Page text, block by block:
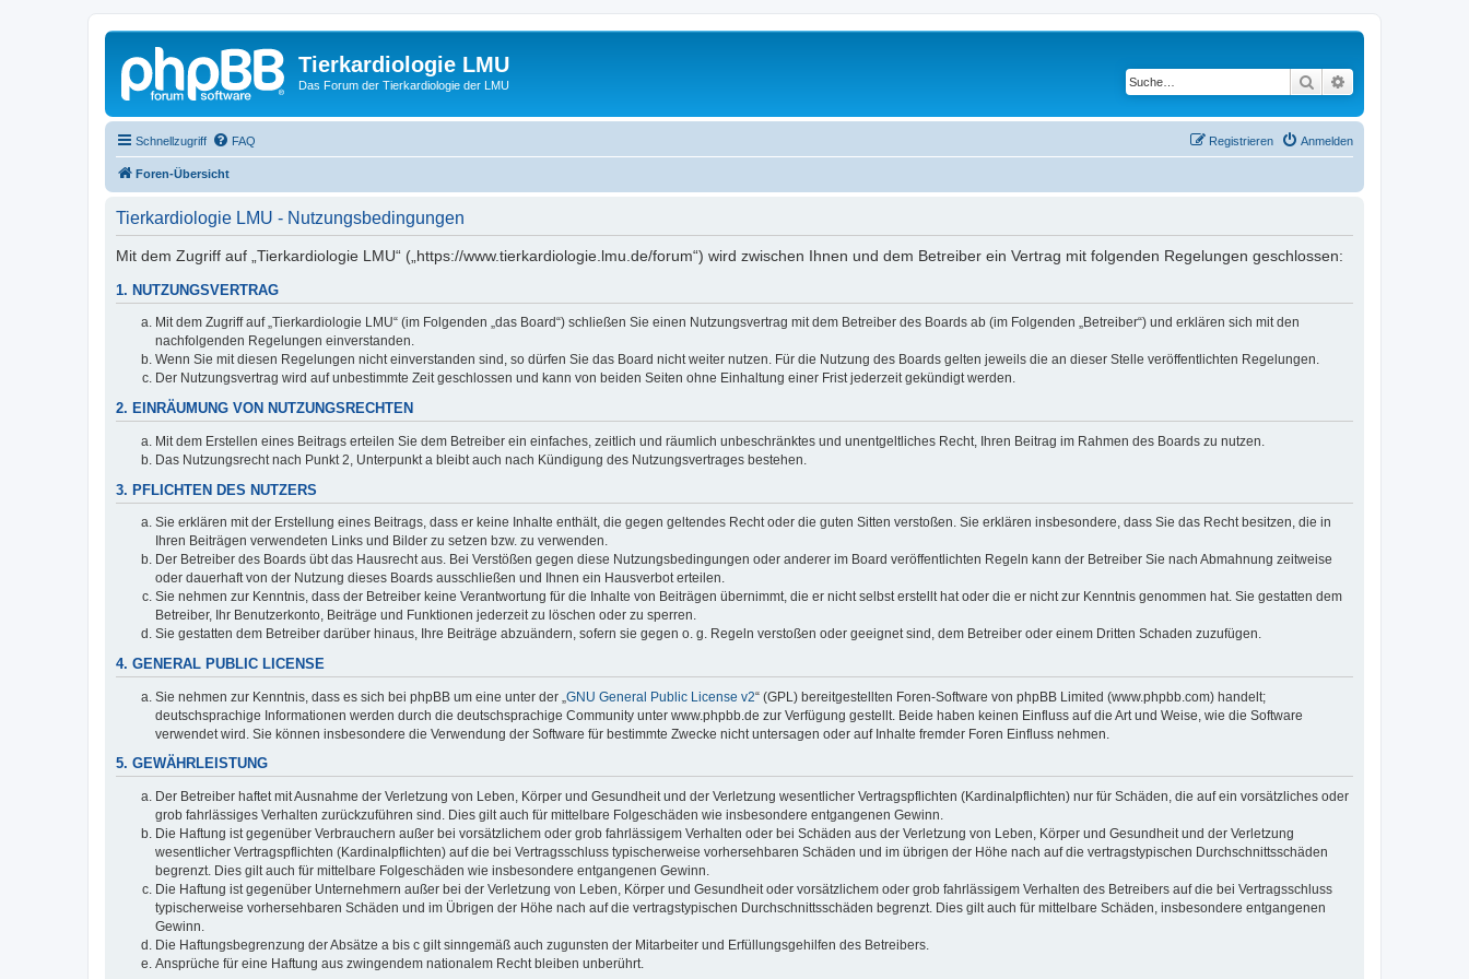
Tierkardiologie LMU
Das Forum der Tierkardiologie der LMU Suche
Schnellzugriff FAQ Anmelden
Registrieren
Foren-Übersicht
Tierkardiologie LMU - Nutzungsbedingungen
Mit dem Zugriff auf „Tierkardiologie LMU“ („https://www.tierkardiologie.lmu.de/forum“) wird zwischen Ihnen und dem Betreiber ein Vertrag mit folgenden Regelungen geschlossen:
1. NUTZUNGSVERTRAG
Mit dem Zugriff auf „Tierkardiologie LMU“ (im Folgenden „das Board“) schließen Sie einen Nutzungsvertrag mit dem Betreiber des Boards ab (im Folgenden „Betreiber“) und erklären sich mit den
nachfolgenden Regelungen einverstanden.
Wenn Sie mit diesen Regelungen nicht einverstanden sind, so dürfen Sie das Board nicht weiter nutzen. Für die Nutzung des Boards gelten jeweils die an dieser Stelle veröffentlichten Regelungen.
Der Nutzungsvertrag wird auf unbestimmte Zeit geschlossen und kann von beiden Seiten ohne Einhaltung einer Frist jederzeit gekündigt werden.
2. EINRÄUMUNG VON NUTZUNGSRECHTEN
Mit dem Erstellen eines Beitrags erteilen Sie dem Betreiber ein einfaches, zeitlich und räumlich unbeschränktes und unentgeltliches Recht, Ihren Beitrag im Rahmen des Boards zu nutzen.
Das Nutzungsrecht nach Punkt 2, Unterpunkt a bleibt auch nach Kündigung des Nutzungsvertrages bestehen.
3. PFLICHTEN DES NUTZERS
Sie erklären mit der Erstellung eines Beitrags, dass er keine Inhalte enthält, die gegen geltendes Recht oder die guten Sitten verstoßen. Sie erklären insbesondere, dass Sie das Recht besitzen, die in
Ihren Beiträgen verwendeten Links und Bilder zu setzen bzw. zu verwenden.
Der Betreiber des Boards übt das Hausrecht aus. Bei Verstößen gegen diese Nutzungsbedingungen oder anderer im Board veröffentlichten Regeln kann der Betreiber Sie nach Abmahnung zeitweise
oder dauerhaft von der Nutzung dieses Boards ausschließen und Ihnen ein Hausverbot erteilen.
Sie nehmen zur Kenntnis, dass der Betreiber keine Verantwortung für die Inhalte von Beiträgen übernimmt, die er nicht selbst erstellt hat oder die er nicht zur Kenntnis genommen hat. Sie gestatten dem
Betreiber, Ihr Benutzerkonto, Beiträge und Funktionen jederzeit zu löschen oder zu sperren.
Sie gestatten dem Betreiber darüber hinaus, Ihre Beiträge abzuändern, sofern sie gegen o. g. Regeln verstoßen oder geeignet sind, dem Betreiber oder einem Dritten Schaden zuzufügen.
4. GENERAL PUBLIC LICENSE
Sie nehmen zur Kenntnis, dass es sich bei phpBB um eine unter der „ GNU General Public License v2“ (GPL) bereitgestellten Foren-Software von phpBB Limited (www.phpbb.com) handelt;
deutschsprachige Informationen werden durch die deutschsprachige Community unter www.phpbb.de zur Verfügung gestellt. Beide haben keinen Einfluss auf die Art und Weise, wie die Software
verwendet wird. Sie können insbesondere die Verwendung der Software für bestimmte Zwecke nicht untersagen oder auf Inhalte fremder Foren Einfluss nehmen.
5. GEWÄHRLEISTUNG
Der Betreiber haftet mit Ausnahme der Verletzung von Leben, Körper und Gesundheit und der Verletzung wesentlicher Vertragspflichten (Kardinalpflichten) nur für Schäden, die auf ein vorsätzliches oder
grob fahrlässiges Verhalten zurückzuführen sind. Dies gilt auch für mittelbare Folgeschäden wie insbesondere entgangenen Gewinn.
Die Haftung ist gegenüber Verbrauchern außer bei vorsätzlichem oder grob fahrlässigem Verhalten oder bei Schäden aus der Verletzung von Leben, Körper und Gesundheit und der Verletzung
wesentlicher Vertragspflichten (Kardinalpflichten) auf die bei Vertragsschluss typischerweise vorhersehbaren Schäden und im übrigen der Höhe nach auf die vertragstypischen Durchschnittsschäden
begrenzt. Dies gilt auch für mittelbare Folgeschäden wie insbesondere entgangenen Gewinn.
Die Haftung ist gegenüber Unternehmern außer bei der Verletzung von Leben, Körper und Gesundheit oder vorsätzlichem oder grob fahrlässigem Verhalten des Betreibers auf die bei Vertragsschluss
typischerweise vorhersehbaren Schäden und im Übrigen der Höhe nach auf die vertragstypischen Durchschnittsschäden begrenzt. Dies gilt auch für mittelbare Schäden, insbesondere entgangenen
Gewinn.
Die Haftungsbegrenzung der Absätze a bis c gilt sinngemäß auch zugunsten der Mitarbeiter und Erfüllungsgehilfen des Betreibers.
Ansprüche für eine Haftung aus zwingendem nationalem Recht bleiben unberührt.